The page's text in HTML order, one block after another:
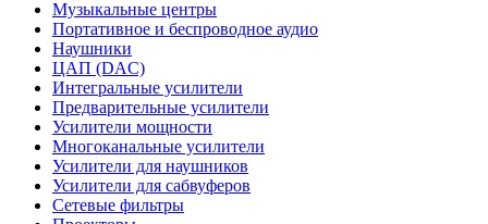
Музыкальные центры
Портативное и беспроводное аудио
Наушники
ЦАП (DAC)
Интегральные усилители
Предварительные усилители
Усилители мощности
Многоканальные усилители
Усилители для наушников
Усилители для сабвуферов
Сетевые фильтры